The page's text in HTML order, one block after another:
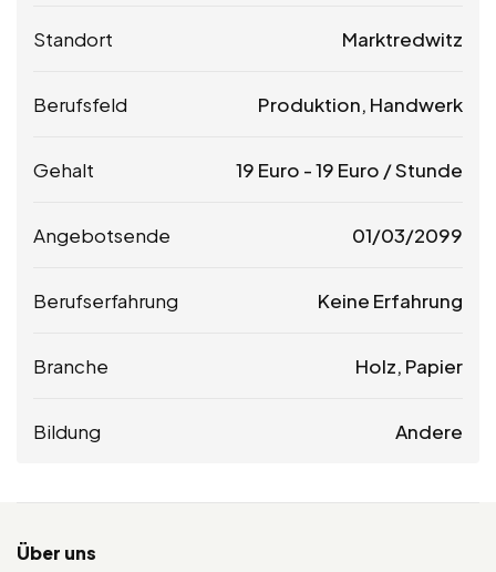
Standort Marktredwitz
Berufsfeld Produktion, Handwerk
Gehalt 19 Euro -19 Euro / Stunde
Angebotsende 01/03/2099
Berufserfahrung Keine Erfahrung
Branche Holz, Papier
Bildung Andere
Über uns